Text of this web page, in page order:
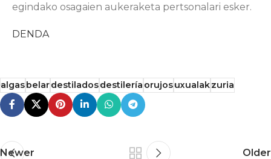
egindako osagaien aukeraketa pertsonalari esker.
DENDA
algasbelardestiladosdestileríaorujosuxualakzuria
Newer Older